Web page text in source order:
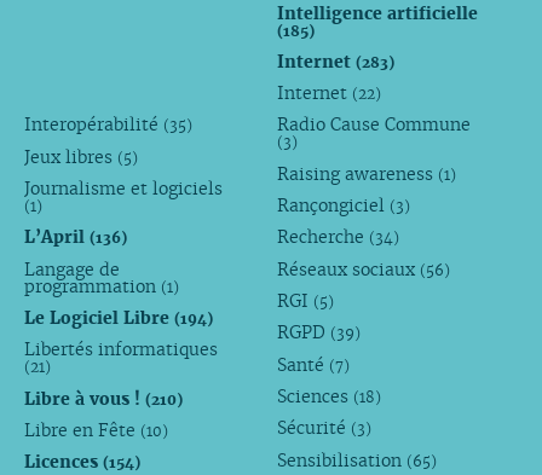
Intelligence artificielle
(185)
Internet(283)
Internet (22)
Interopérabilité (35)
Jeux libres (5)
Journalisme et logiciels
(1)
L’April (136)
Langage de
programmation (1)
Le Logiciel Libre (194)
Libertés informatiques
(21)
Libre à vous ! (210)
Libre en Fête (10)
Licences (154)
Radio Cause Commune
(3)
Raising awareness (1)
Rançongiciel (3)
Recherche (34)
Réseaux sociaux (56)
RGI (5)
RGPD (39)
Santé (7)
Sciences (18)
Sécurité (3)
Sensibilisation (65)